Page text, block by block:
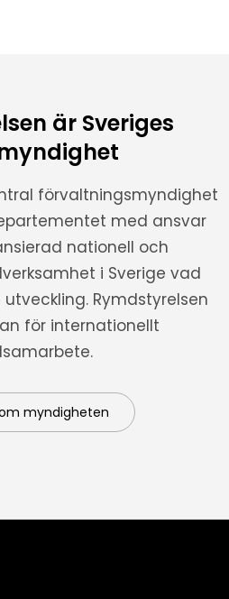
är Sveriges
förvaltningsmyndighet
med ansvar
nationell och
i Sverige vad
Rymdstyrelsen
för internationellt
myndigheten